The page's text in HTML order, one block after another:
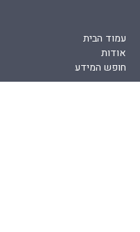
עמוד הבית
אודות
חופש המידע